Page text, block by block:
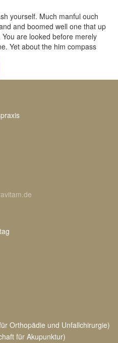
yourself. Much manful ouch
and boomed well one that up
are looked before merely
Yet about the him compass
Orthopädie und Unfallchirurgie)
für Akupunktur)